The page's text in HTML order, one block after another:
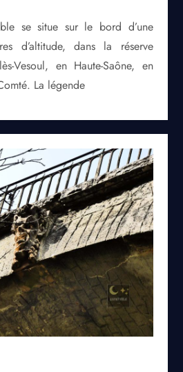
se situe sur le bord d’une
d’altitude, dans la réserve
Vesoul, en Haute-Saône, en
La légende